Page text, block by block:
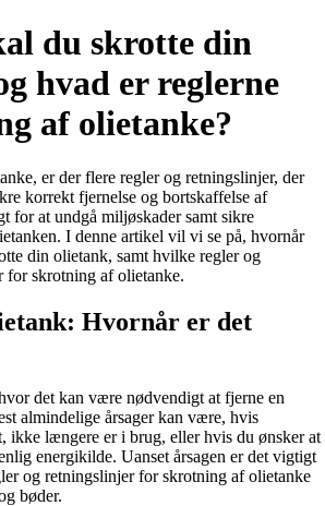
du skrotte din
hvad er reglerne
af olietanke?
er der flere regler og retningslinjer, der
korrekt fjernelse og bortskaffelse af
for at undgå miljøskader samt sikre
I denne artikel vil vi se på, hvornår
din olietank, samt hvilke regler og
skrotning af olietanke.
Hvornår er det
det kan være nødvendigt at fjerne en
almindelige årsager kan være, hvis
ikke længere er i brug, eller hvis du ønsker at
energikilde. Uanset årsagen er det vigtigt
og retningslinjer for skrotning af olietanke
bøder.